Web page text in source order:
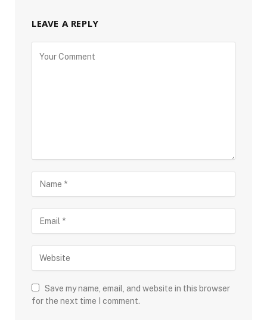
LEAVE A REPLY
Save my name, email, and website in this browser
for the next time I comment.